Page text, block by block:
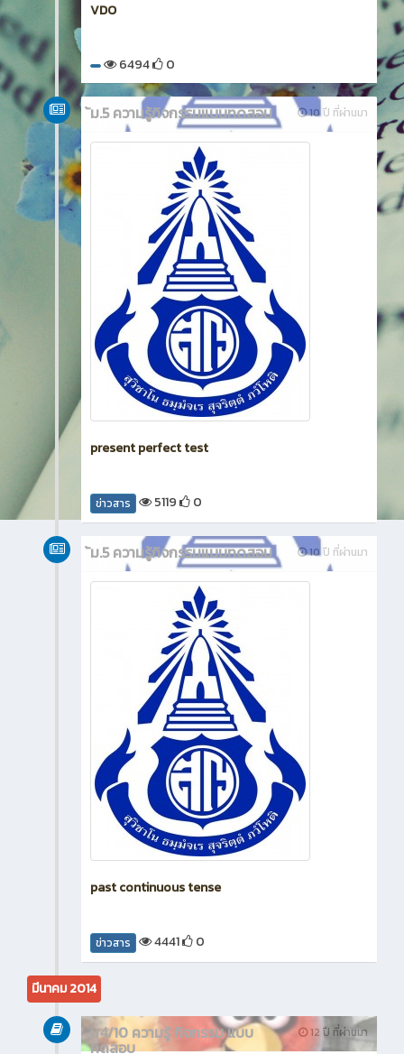
VDO
6494 0
10 ปี ที่ผ่านมา
้ม.5 ความรู้กิจกรรมแบบทดสอบ
present perfect test
ข่าวสาร 5119 0
10 ปี ที่ผ่านมา
้ม.5 ความรู้กิจกรรมแบบทดสอบ
past continuous tense
ข่าวสาร 4441 0
มีนาคม 2014
12 ปี ที่ผ่านมา
ม4/10 ความรู้ กิจกรรม แบบ
ทดสอบ